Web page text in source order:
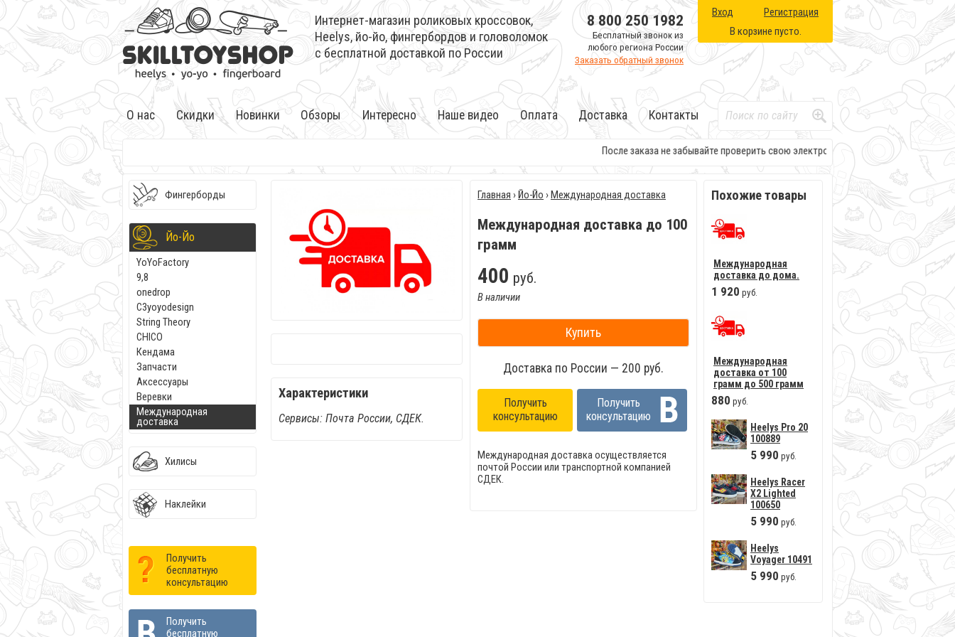
Интернет-магазин роликовых кроссовок,
Heelys, йо-йо, фингербордов и головоломок
с бесплатной доставкой по России
Вход
Регистрация
В корзине пусто.
8 800 250 1982
Бесплатный звонок из
любого региона России
Заказать обратный звонок
О нас Скидки Новинки Обзоры Интересно Наше видео Оплата Доставка Контакты
После заказа не забывайте проверить свою электронную почту. Там будет вся
Фингерборды
Йо-Йо
YoYoFactory
9,8
onedrop
C3yoyodesign
String Theory
CHICO
Кендама
Запчасти
Аксессуары
Веревки
Международная
доставка
Хилисы
Наклейки
Получить
бесплатную
консультацию
Получить
бесплатную
Характеристики
Сервисы: Почта России, СДЕК.
Похожие товары
Международная
доставка до дома.
1 920 руб.
Международная
доставка от 100
грамм до 500 грамм
880 руб.
Heelys Pro 20
100889
5 990 руб.
Heelys Racer
X2 Lighted
100650
5 990 руб.
Heelys
Voyager 10491
5 990 руб.
Главная ›Йо-Йо ›Международная доставка
Международная доставка до 100
грамм
400 руб.
В наличии
Купить
Доставка по России — 200 руб.
Получить
консультацию
Получить
консультацию
Международная доставка осуществляется
почтой России или транспортной компанией
СДЕК.